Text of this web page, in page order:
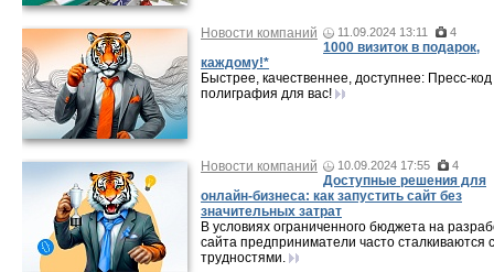
Новости компаний 11.09.2024 13:11 4
1000 визиток в подарок,
каждому!*
Быстрее, качественнее, доступнее: Пресс-
полиграфия для вас!
Новости компаний 10.09.2024 17:55 4
Доступные решения для
онлайн-бизнеса: как запустить сайт без
значительных затрат
В условиях ограниченного бюджета на
сайта предприниматели часто сталкиваются с
трудностями.